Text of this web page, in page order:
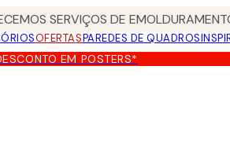
SERVIÇOS DE
OFERTASPAREDES DE QUADROS
EM POSTERS*